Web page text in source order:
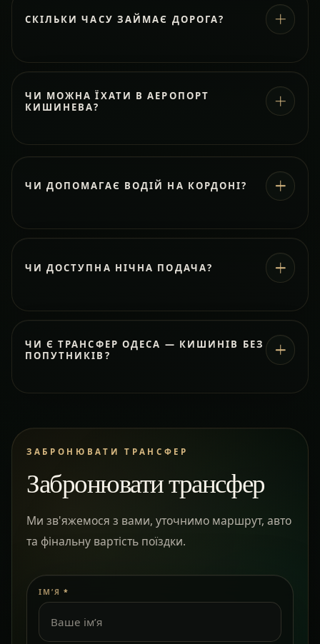
СКІЛЬКИ ЧАСУ ЗАЙМАЄ ДОРОГА?
ЧИ МОЖНА ЇХАТИ В АЕРОПОРТ
КИШИНЕВА?
ЧИ ДОПОМАГАЄ ВОДІЙ НА КОРДОНІ?
ЧИ ДОСТУПНА НІЧНА ПОДАЧА?
ЧИ Є ТРАНСФЕР ОДЕСА — КИШИНІВ БЕЗ
ПОПУТНИКІВ?
ЗАБРОНЮВАТИ ТРАНСФЕР
Забронювати трансфер
Ми зв'яжемося з вами, уточнимо маршрут, авто
та фінальну вартість поїздки.
ІМ’Я *